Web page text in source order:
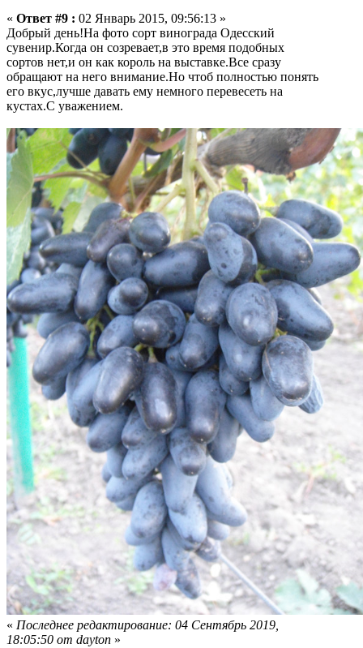
« Ответ #9 : 02 Январь 2015, 09:56:13 »
Добрый день!На фото сорт винограда Одесский
сувенир.Когда он созревает,в это время подобных
сортов нет,и он как король на выставке.Все сразу
обращают на него внимание.Но чтоб полностью понять
его вкус,лучше давать ему немного перевесеть на
кустах.С уважением.
« Последнее редактирование: 04 Сентябрь 2019,
18:05:50 от dayton »